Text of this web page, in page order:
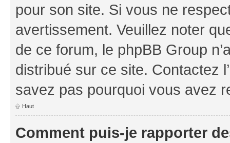
pour son site. Si vous ne
avertissement. Veuillez noter
de ce forum, le phpBB Group
distribué sur ce site. Contactez
savez pas pourquoi vous avez
Haut
Comment puis-je rapporter